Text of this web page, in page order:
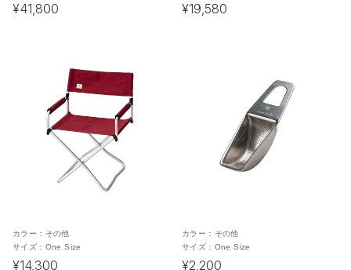
¥41,800 ¥19,580
カラー： その他
サイズ： One Size
¥14,300
カラー： その他
サイズ： One Size
¥2,200